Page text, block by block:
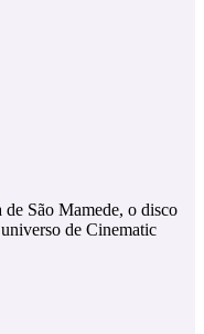
São Mamede, o disco
de Cinematic